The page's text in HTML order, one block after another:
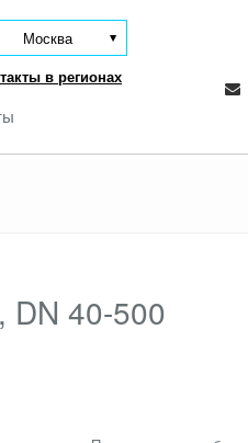
Москва
в регионах
DN 40-500